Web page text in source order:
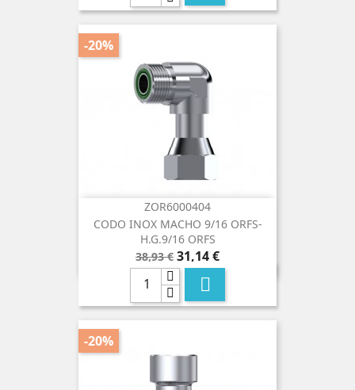
ZOR6000404
CODO INOX MACHO 9/16 ORFS-
H.G.9/16 ORFS
Precio
base
38,93 € Precio
31,14 €

-20%
-20%